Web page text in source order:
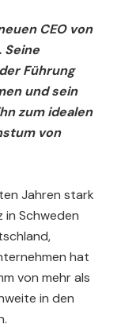
CEO von
Seine
Führung
und sein
zum idealen
von
Jahren stark
Schweden
hat
von mehr als
in den